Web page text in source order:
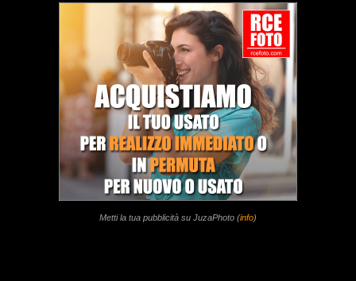
Metti la tua pubblicità su JuzaPhoto (info)